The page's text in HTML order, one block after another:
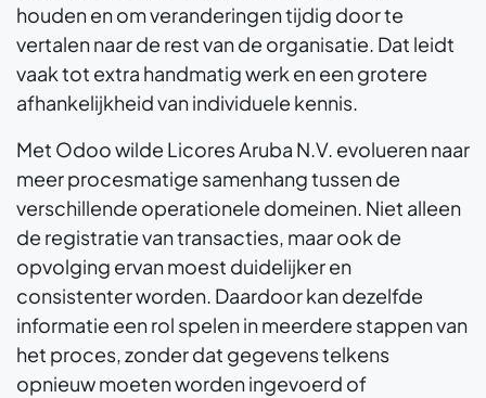
houden en om veranderingen tijdig door te
vertalen naar de rest van de organisatie. Dat leidt
vaak tot extra handmatig werk en een grotere
afhankelijkheid van individuele kennis.
Met Odoo wilde Licores Aruba N.V. evolueren naar
meer procesmatige samenhang tussen de
verschillende operationele domeinen. Niet alleen
de registratie van transacties, maar ook de
opvolging ervan moest duidelijker en
consistenter worden. Daardoor kan dezelfde
informatie een rol spelen in meerdere stappen van
het proces, zonder dat gegevens telkens
opnieuw moeten worden ingevoerd of